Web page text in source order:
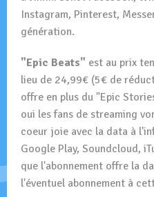
Instagram, Pinterest,
génération.
"Epic Beats" est au prix
lieu de 24,99€ (5€ de
offre en plus du "Epic
oui les fans de streaming
coeur joie avec la data à
Google Play, Soundcloud,
que l'abonnement offre la
l'éventuel abonnement à